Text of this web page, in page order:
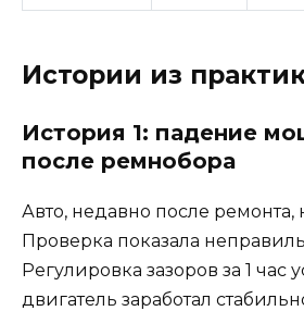
Истории из
История 1: падение
после ремнобора
Авто, недавно после ремонта,
Проверка показала
Регулировка зазоров за 1 час
двигатель заработал